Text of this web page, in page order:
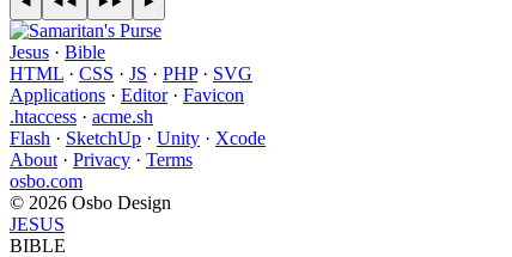
Jesus · Bible
HTML · CSS · JS · PHP· SVG
Applications · Editor· Favicon
.htaccess · acme.sh
Flash · SketchUp · Unity · Xcode
About · Privacy · Terms
osbo.com
© 2026 Osbo Design
JESUS
BIBLE